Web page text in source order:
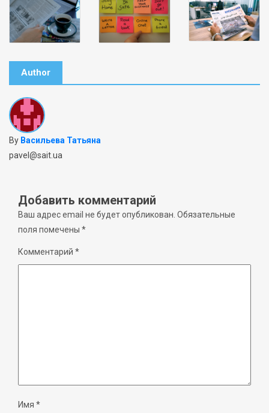
Author
By Васильева Татьяна
pavel@sait.ua
Добавить комментарий
Ваш адрес email не будет опубликован. Обязательные
поля помечены *
Комментарий *
Имя *